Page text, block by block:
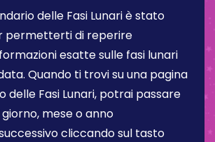
delle Fasi Lunari è stato
permetterti di reperire
esatte sulle fasi lunari
Quando ti trovi su una pagina
delle Fasi Lunari, potrai passare
mese o anno
cliccando sul tasto